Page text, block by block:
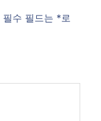
필수 필드는 * 로